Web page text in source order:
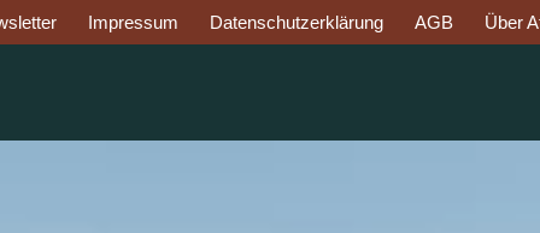
Impressum Datenschutzerklärung AGB Über